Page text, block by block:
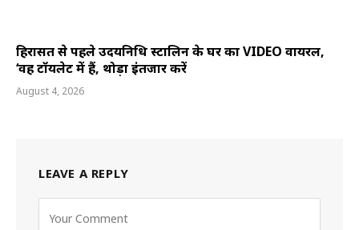
हिरासत से पहले उदयनिधि स्टालिन के घर का VIDEO वायरल,
‘वह टॉयलेट में हैं, थोड़ा इंतजार करें
August 4, 2026
LEAVE A REPLY